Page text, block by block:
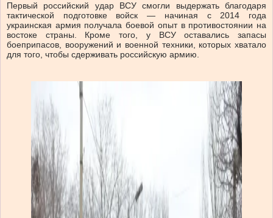
Первый российский удар ВСУ смогли выдержать благодаря
тактической подготовке войск — начиная с 2014 года
украинская армия получала боевой опыт в противостоянии на
востоке страны. Кроме того, у ВСУ оставались запасы
боеприпасов, вооружений и военной техники, которых хватало
для того, чтобы сдерживать российскую армию.